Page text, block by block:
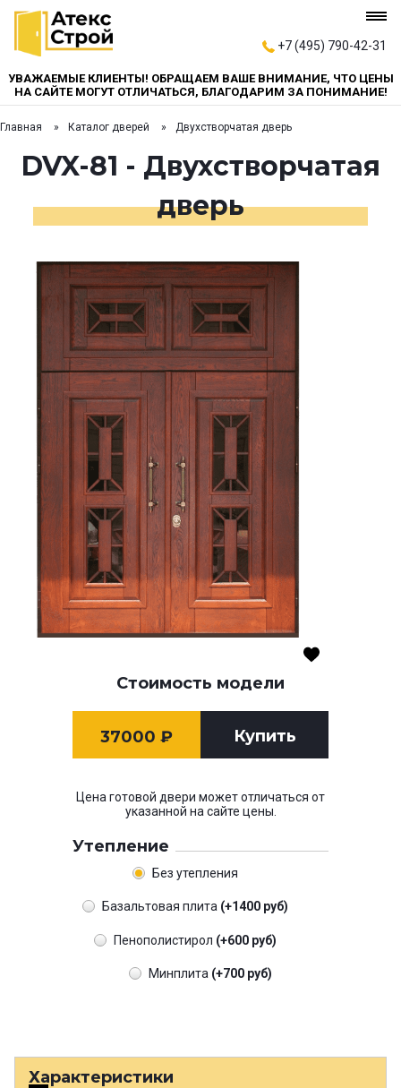
+7 (495) 790-42-31
УВАЖАЕМЫЕ КЛИЕНТЫ! ОБРАЩАЕМ ВАШЕ ВНИМАНИЕ, ЧТО ЦЕНЫ
НА САЙТЕ МОГУТ ОТЛИЧАТЬСЯ, БЛАГОДАРИМ ЗА ПОНИМАНИЕ!
Главная Каталог дверей Двухстворчатая дверь
DVX-81 - Двухстворчатая
дверь
Стоимость модели
37000 ₽ Купить
Цена готовой двери может отличаться от
указанной на сайте цены.
Утепление
Без утепления
Базальтовая плита (+1400 руб)
Пенополистирол (+600 руб)
Минплита (+700 руб)
Характеристики